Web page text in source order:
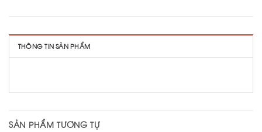
THÔNG TIN SẢN PHẨM
SẢN PHẨM TƯƠNG TỰ